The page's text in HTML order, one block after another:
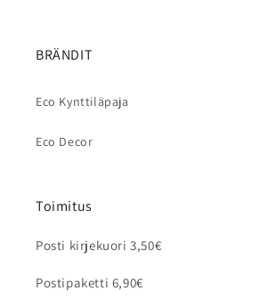
BRÄNDIT
Eco Kynttiläpaja
Eco Decor
Toimitus
Posti kirjekuori 3,50€
Postipaketti 6,90€